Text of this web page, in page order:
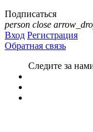
Подписаться
person close
Вход Регистрация
Обратная связь
Следите за